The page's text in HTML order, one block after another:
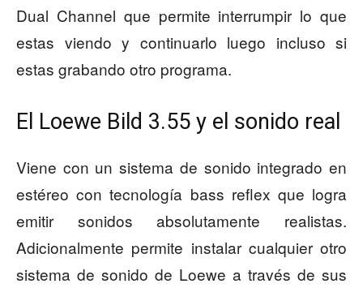
Dual Channel que permite interrumpir lo que
estas viendo y continuarlo luego incluso si
estas grabando otro programa.
El Loewe Bild 3.55 y el sonido real
Viene con un sistema de sonido integrado en
estéreo con tecnología bass reflex que logra
emitir sonidos absolutamente realistas.
Adicionalmente permite instalar cualquier otro
sistema de sonido de Loewe a través de sus